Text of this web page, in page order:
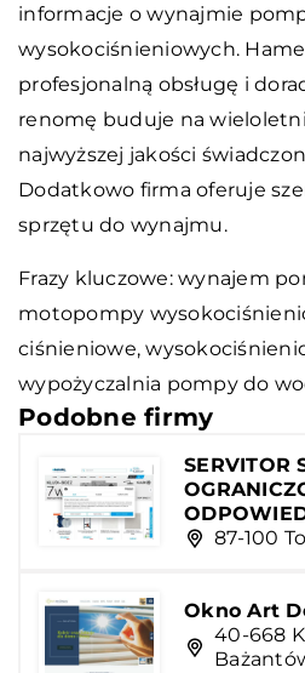
informacje o wynajmie
wysokociśnieniowych.
profesjonalną obsługę i
renomę buduje na
najwyższej jakości
Dodatkowo firma oferuje
sprzętu do wynajmu.
Frazy kluczowe: wynajem
motopompy
ciśnieniowe,
wypożyczalnia pompy do
Podobne firmy
SERVITOR
87-100
Okno Art
40-668